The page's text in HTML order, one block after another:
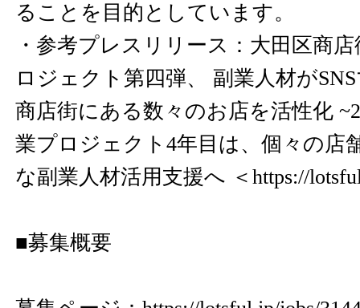
ることを目的としています。
・参考プレスリリース：大田区商
ロジェクト第四弾、 副業人材が
商店街にある数々のお店を活性化
業プロジェクト4年目は、個々の店
な副業人材活用支援へ ＜ https://
■募集概要